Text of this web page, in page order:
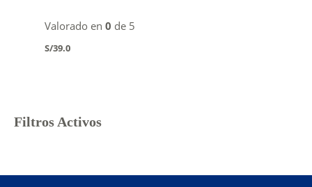
Filtros Activos
Valorado en 0 de 5
S/39.0